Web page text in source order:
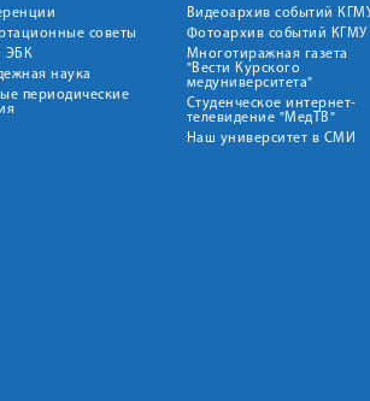
советы
ЭБК
наука
периодические
Видеоархив событий
Фотоархив событий КГМУ
Многотиражная газета
"Вести Курского
медуниверситета"
Студенческое интернет-
телевидение "МедТВ"
Наш университет в СМИ